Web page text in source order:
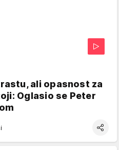
ali opasnost za
Oglasio se Peter